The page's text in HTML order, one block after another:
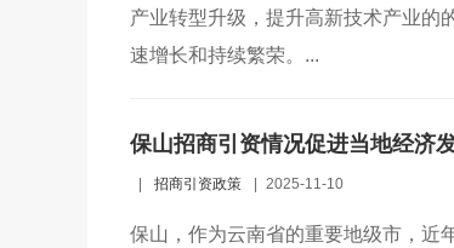
产业转型升级，提升高新技术产业的
速增长和持续繁荣。...
保山招商引资情况促进当地经济
招商引资政策 2025-11-10
保山，作为云南省的重要地级市，近